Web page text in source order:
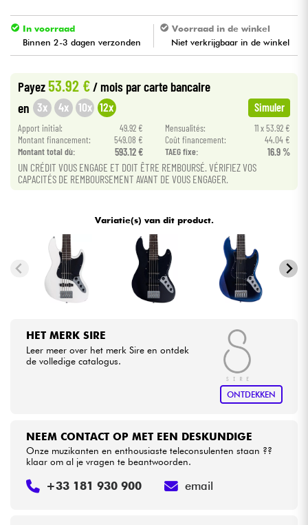
Kinderen
Kabels & toebehoren
HiFi
Sets
In voorraad
Binnen 2-3 dagen verzonden
Voorraad in de winkel
Niet verkrijgbaar in de winkel
Payez53.92 €/ mois par carte bancaire
en 3x 4x 10x 12x Simuler
Apport initial: 49.92 € Mensualités:
11 x 53.92 €
Montant financement:
549.08 € Coût financement:
44.04 €
Montant total dù:
593.12 € TAEG fixe: 16.9 %
UN CRÉDIT VOUS ENGAGE ET DOIT ÊTRE REMBOURSÉ. VÉRIFIEZ VOS
CAPACITÉS DE REMBOURSEMENT AVANT DE VOUS ENGAGER.
Variatie(s) van dit product.
HET MERK SIRE
Leer meer over het merk Sire en ontdek
de volledige catalogus.
ONTDEKKEN
NEEM CONTACT OP MET EEN DESKUNDIGE
Onze muzikanten en enthousiaste teleconsulenten staan ??
klaar om al je vragen te beantwoorden.
+33 181 930 900 email